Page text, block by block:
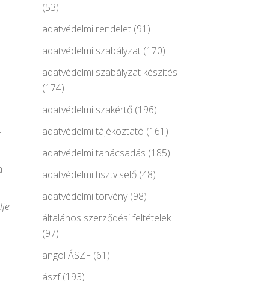
(53)
adatvédelmi rendelet(91)
adatvédelmi szabályzat(170)
adatvédelmi szabályzat készítés
(174)
adatvédelmi szakértő(196)
adatvédelmi tájékoztató (161)
adatvédelmi tanácsadás (185)
adatvédelmi tisztviselő(48)
adatvédelmi törvény(98)
általános szerződési feltételek
(97)
angol ÁSZF(61)
ászf(193)